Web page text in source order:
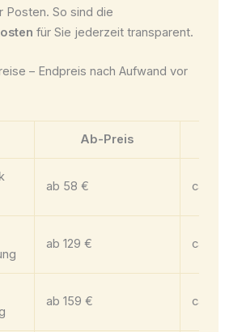
Posten. So sind die
für Sie jederzeit transparent.
– Endpreis nach Aufwand vor
Ab-Preis
ab 58 € ca.
ab 129 € ca.
ab 159 € ca.